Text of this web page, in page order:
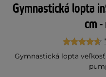
Gymnastická lopta
cm
Gymnastická lopta